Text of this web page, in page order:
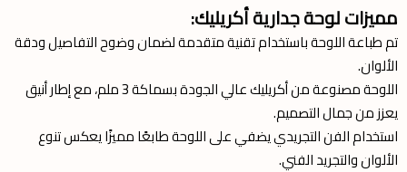
مميزات لوحة جدارية أكريليك:
تم طباعة اللوحة باستخدام تقنية متقدمة لضمان وضوح التفاصيل ودقة
الألوان.
اللوحة مصنوعة من أكريليك عالي الجودة بسماكة 3 ملم، مع إطار أنيق
يعزز من جمال التصميم.
استخدام الفن التجريدي يضفي على اللوحة طابعًا مميزًا يعكس تنوع
الألوان والتجريد الفني.